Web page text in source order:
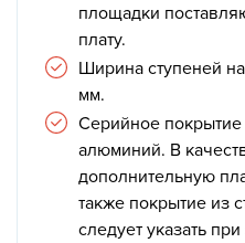
площадки
плату.
Ширина ступеней
мм.
Серийное
алюминий. В
дополнительную
также покрытие из
следует указать при